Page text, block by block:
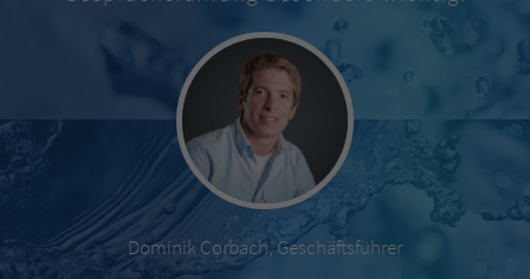
Dominik Corbach, Geschäftsführer